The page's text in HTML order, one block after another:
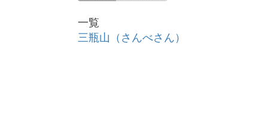
一覧
三瓶山（さんべさん）